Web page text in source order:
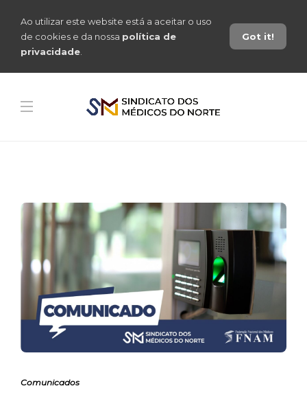
Ao utilizar este website está a aceitar o uso
de cookies e da nossa política de
privacidade
Got it!
Comunicados